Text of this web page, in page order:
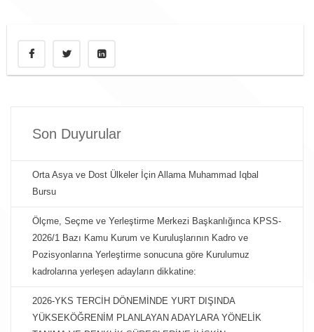
Son Duyurular
Orta Asya ve Dost Ülkeler İçin Allama Muhammad Iqbal
Bursu
Ölçme, Seçme ve Yerleştirme Merkezi Başkanlığınca KPSS-
2026/1 Bazı Kamu Kurum ve Kuruluşlarının Kadro ve
Pozisyonlarına Yerleştirme sonucuna göre Kurulumuz
kadrolarına yerleşen adayların dikkatine:
2026-YKS TERCİH DÖNEMİNDE YURT DIŞINDA
YÜKSEKÖĞRENİM PLANLAYAN ADAYLARA YÖNELİK